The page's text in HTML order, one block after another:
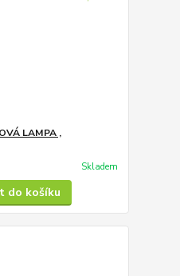
LAMPA ,
Skladem
do košíku